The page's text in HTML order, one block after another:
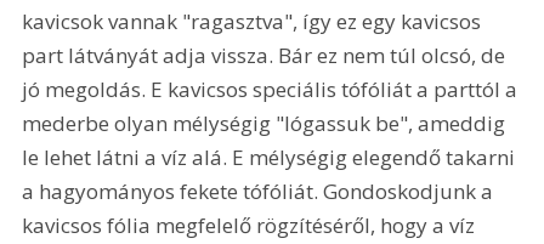
kavicsok vannak "ragasztva", így ez egy kavicsos
part látványát adja vissza. Bár ez nem túl olcsó, de
jó megoldás. E kavicsos speciális tófóliát a parttól a
mederbe olyan mélységig "lógassuk be", ameddig
le lehet látni a víz alá. E mélységig elegendő takarni
a hagyományos fekete tófóliát. Gondoskodjunk a
kavicsos fólia megfelelő rögzítéséről, hogy a víz